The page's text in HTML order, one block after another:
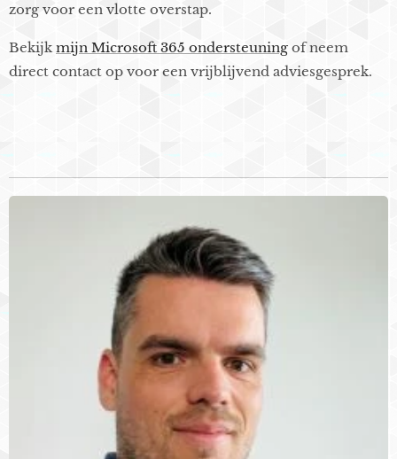
zorg voor een vlotte overstap.
Bekijk mijn Microsoft 365 ondersteuning of neem
direct contact op voor een vrijblijvend adviesgesprek.